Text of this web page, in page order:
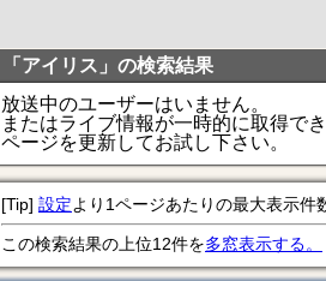
「アイリス」の検索結果
放送中のユーザーはいません。
またはライブ情報が一時的に取得で
ページを更新してお試し下さい。
[Tip] 設定より1ページあたりの最大表示件
この検索結果の上位12件を多窓表示する。